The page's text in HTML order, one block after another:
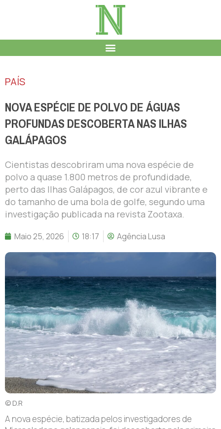
PAÍS
NOVA ESPÉCIE DE POLVO DE ÁGUAS
PROFUNDAS DESCOBERTA NAS ILHAS
GALÁPAGOS
Cientistas descobriram uma nova espécie de
polvo a quase 1.800 metros de profundidade,
perto das Ilhas Galápagos, de cor azul vibrante e
do tamanho de uma bola de golfe, segundo uma
investigação publicada na revista Zootaxa.
Maio 25, 2026 18:17 Agência Lusa
© D.R
A nova espécie, batizada pelos investigadores de